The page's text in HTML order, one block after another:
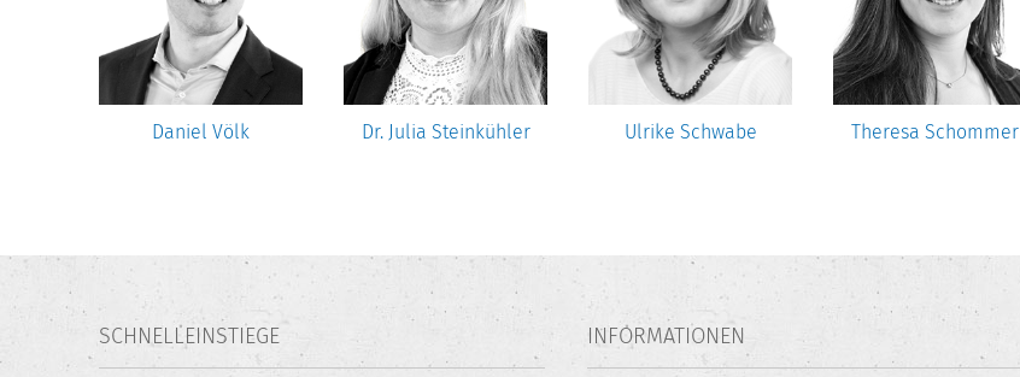
Daniel Völk Dr. Julia Steinkühler Ulrike Schwabe Theresa Schommer
SCHNELLEINSTIEGE INFORMATIONEN